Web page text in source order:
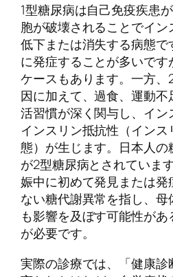
1型糖尿病は自己免疫疾患
胞が破壊されることでイ
低下または消失する病態
に発症することが多いで
ケースもあります。一方
因に加えて、過食、運動
活習慣が深く関与し、イ
インスリン抵抗性（イン
態）が生じます。日本人
が2型糖尿病とされていま
娠中に初めて発見または発
ない糖代謝異常を指し、
も影響を及ぼす可能性が
が必要です。
実際の診療では、「健康診